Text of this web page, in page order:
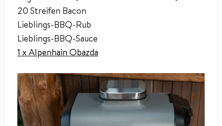
20 Streifen Bacon
Lieblings-BBQ-Rub
Lieblings-BBQ-Sauce
1 x Alpenhain Obazda